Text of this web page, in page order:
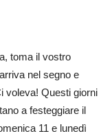
toma il vostro
nel segno e
voleva! Questi giorni
a festeggiare il
11 e lunedì